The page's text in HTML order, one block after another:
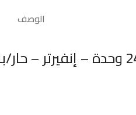
الوصف